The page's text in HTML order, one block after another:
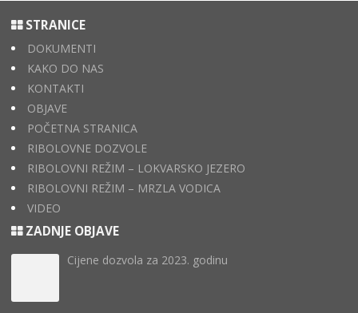
STRANICE
DOKUMENTI
KAKO DO NAS
KONTAKTI
OBJAVE
POČETNA STRANICA
RIBOLOVNE DOZVOLE
RIBOLOVNI REŽIM – LOKVARSKO JEZERO
RIBOLOVNI REŽIM – MRZLA VODICA
VIDEO
ZADNJE OBJAVE
Cijene dozvola za 2023. godinu